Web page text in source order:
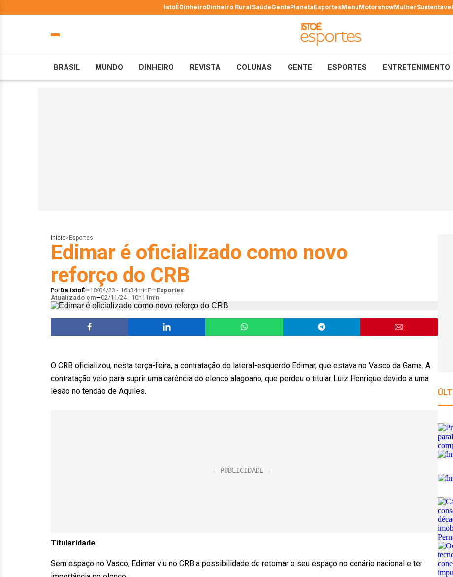
IstoÉDinheiroDinheiro RuralSaúdeGentePlanetaEsportesMenuMotorshowMulherSustentável
BRASIL MUNDO DINHEIRO REVISTA COLUNAS GENTE ESPORTES ENTRETENIMENTO
Início> Esportes
Edimar é oficializado como novo
reforço do CRB
PorDa IstoÉ 18/04/23 - 16h34minEmEsportes
Atualizado em
02/11/24 - 10h11min
O CRB oficializou, nesta terça-feira, a contratação do lateral-esquerdo Edimar, que estava no Vasco da Gama. A
contratação veio para suprir uma carência do elenco alagoano, que perdeu o titular Luiz Henrique devido a uma
lesão no tendão de Aquiles.
Titularidade
Sem espaço no Vasco, Edimar viu no CRB a possibilidade de retomar o seu espaço no cenário nacional e ter